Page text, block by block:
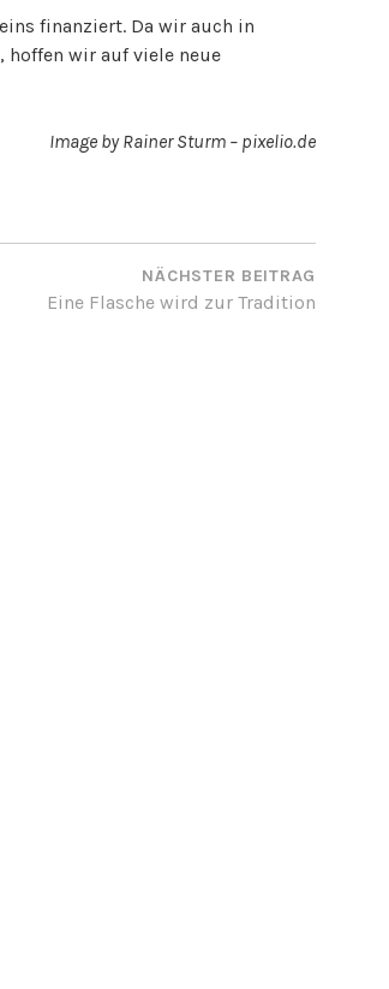
finanziert. Da wir auch in
hoffen wir auf viele neue
Image by Rainer Sturm – pixelio.de
NÄCHSTER BEITRAG
Eine Flasche wird zur Tradition